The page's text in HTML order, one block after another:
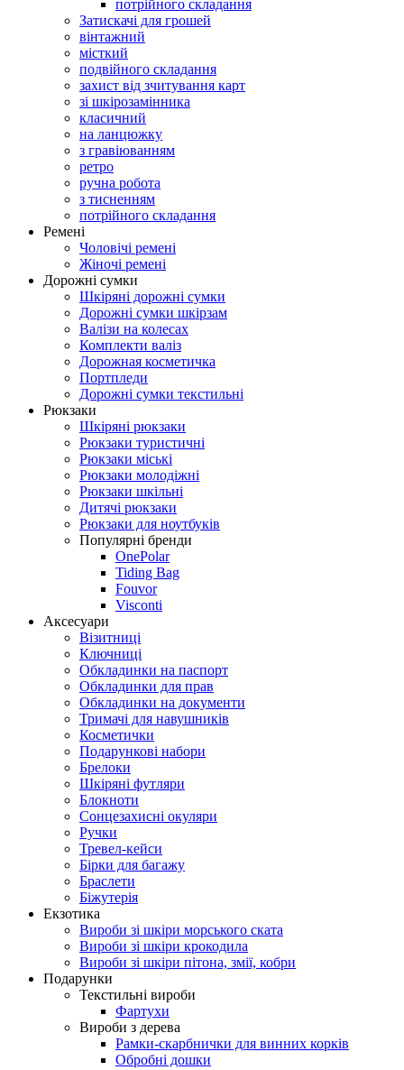
потрійного складання
Затискачі для грошей
вінтажний
місткий
подвійного складання
захист від зчитування карт
зі шкірозамінника
класичний
на ланцюжку
з гравіюванням
ретро
ручна робота
з тисненням
потрійного складання
Ремені
Чоловічі ремені
Жіночі ремені
Дорожні сумки
Шкіряні дорожні сумки
Дорожні сумки шкірзам
Валізи на колесах
Комплекти валіз
Дорожная косметичка
Портпледи
Дорожні сумки текстильні
Рюкзаки
Шкіряні рюкзаки
Рюкзаки туристичні
Рюкзаки міські
Рюкзаки молодіжні
Рюкзаки шкільні
Дитячі рюкзаки
Рюкзаки для ноутбуків
Популярні бренди
OnePolar
Tiding Bag
Fouvor
Visconti
Аксесуари
Візитниці
Ключниці
Обкладинки на паспорт
Обкладинки для прав
Обкладинки на документи
Тримачі для навушників
Косметички
Подарункові набори
Брелоки
Шкіряні футляри
Блокноти
Сонцезахисні окуляри
Ручки
Тревел-кейси
Бірки для багажу
Браслети
Біжутерія
Екзотика
Вироби зі шкіри морського ската
Вироби зі шкіри крокодила
Вироби зі шкіри пітона, змії, кобри
Подарунки
Текстильні вироби
Фартухи
Вироби з дерева
Рамки-скарбнички для винних корків
Обробні дошки